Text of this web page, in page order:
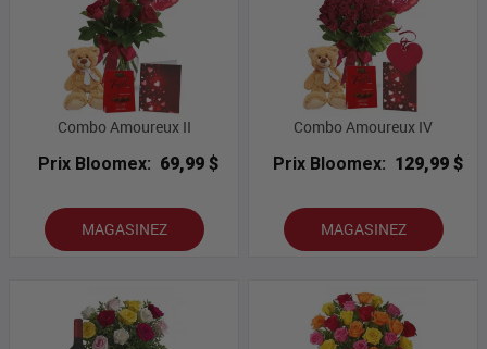
Combo Amoureux II
Prix Bloomex: 69,99 $
MAGASINEZ
Combo Amoureux IV
Prix Bloomex: 129,99 $
MAGASINEZ